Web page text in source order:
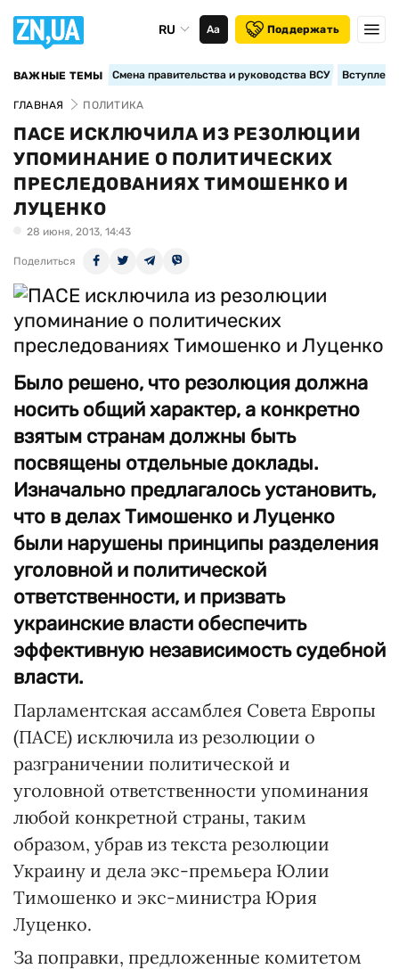
RU Аа Поддержать
ВАЖНЫЕ ТЕМЫ Смена правительства и руководства ВСУ
ГЛАВНАЯ ПОЛИТИКА
ПАСЕ ИСКЛЮЧИЛА ИЗ РЕЗОЛЮЦИИ
УПОМИНАНИЕ О ПОЛИТИЧЕСКИХ
ПРЕСЛЕДОВАНИЯХ ТИМОШЕНКО И
ЛУЦЕНКО
28 июня, 2013, 14:43
Поделиться
Было решено, что резолюция должна
носить общий характер, а конкретно
взятым странам должны быть
посвящены отдельные доклады.
Изначально предлагалось установить,
что в делах Тимошенко и Луценко
были нарушены принципы разделения
уголовной и политической
ответственности, и призвать
украинские власти обеспечить
эффективную независимость судебной
власти.
Парламентская ассамблея Совета Европы
(ПАСЕ) исключила из резолюции о
разграничении политической и
уголовной ответственности упоминания
любой конкретной страны, таким
образом, убрав из текста резолюции
Украину и дела экс-премьера Юлии
Тимошенко и экс-министра Юрия
Луценко.
За поправки, предложенные комитетом